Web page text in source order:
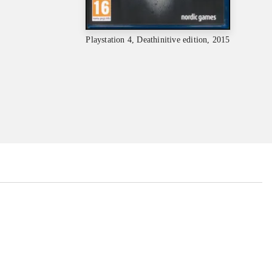
Playstation 4, Deathinitive edition, 2015